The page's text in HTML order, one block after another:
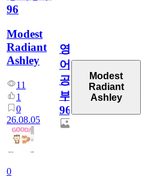
96
Modest
Radiant
Ashley
11
1
0
26.08.05
0
영
어
공
부
96
Modest
Radiant
Ashley